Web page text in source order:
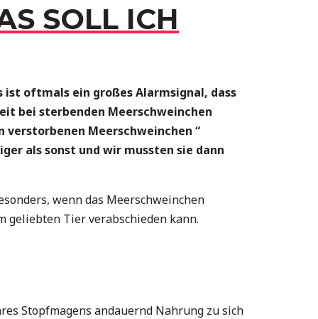
SOLL ICH
ist oftmals ein großes Alarmsignal, dass
bei sterbenden Meerschweinchen
verstorbenen Meerschweinchen “
als sonst und wir mussten sie dann
wenn das Meerschweinchen
geliebten Tier verabschieden kann.
Stopfmagens andauernd Nahrung zu sich